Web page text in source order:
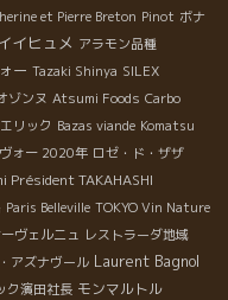
et Pierre Breton Pinot ボナ
イヒュメ アラモン品種
ー Tazaki Shinya SILEX
ゾンヌ Atsumi Foods Carbo
エリック Bazas viande Komatsu
ォー 2020年 ロゼ・ド・ザザ
Président TAKAHASHI
Paris Belleville TOKYO Vin Nature
ヴェルニュ レストラーダ地域
アズナヴール Laurent Bagnol
ク濱田社長 モンマルトル